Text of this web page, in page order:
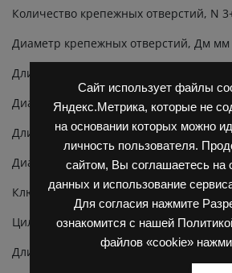
Сайт использует файлы
Яндекс.Метрика, которые не
на основании которых можно
личность пользователя.
сайтом, Вы соглашаетесь на
данных и использование
Для согласия нажмите
ознакомится с нашей
файлов «cookie»
Количество крепежных отверстий, N
Диаметр крепежных отверстий, Дм мм
Длина, L мм 620
Диаметр крепежных отверстий, 1 ,
Длина хвостовика, Lsh мм 60
Диаметр вала, Ds мм 47,65
Ключевой паз мм 18х6х6
Цилиндры, цилиндр 4
Длина хвостовика, Ls мм 60